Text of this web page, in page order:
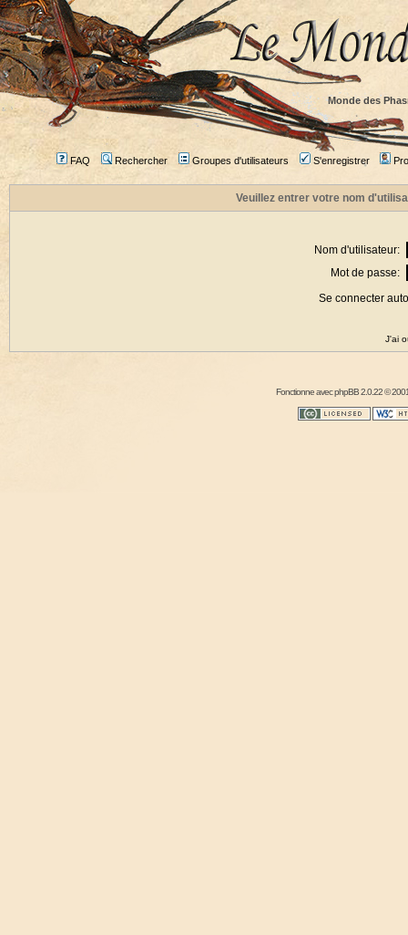
Monde des
FAQ Rechercher Groupes d'utilisateurs S'enregistrer
Veuillez entrer votre nom
Nom d'utilisateur:
Mot de passe:
Se connecter
J'ai
Fonctionne avecphpBB2.0.22 ©